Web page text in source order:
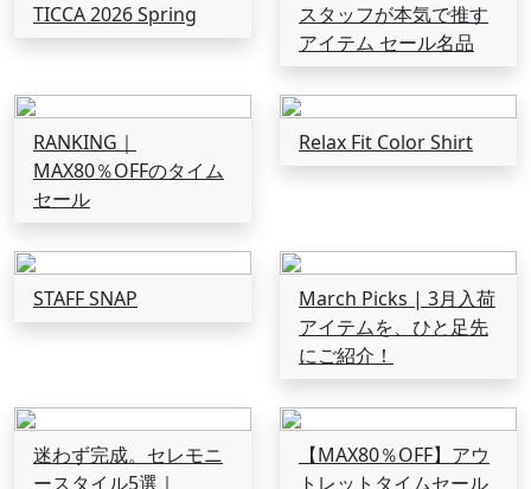
TICCA 2026 Spring
スタッフが本気で推す
アイテム セール名品
RANKING｜
MAX80％OFFのタイム
セール
Relax Fit Color Shirt
STAFF SNAP
March Picks | 3月入荷
アイテムを、ひと足先
にご紹介！
迷わず完成。セレモニ
ースタイル5選｜
【MAX80％OFF】アウ
トレットタイムセール